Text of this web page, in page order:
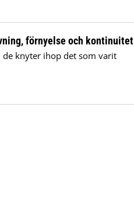
förnyelse och kontinuitet
knyter ihop det som varit